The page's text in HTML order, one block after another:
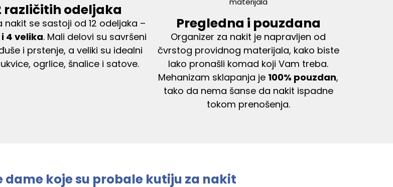
različitih odeljaka
nakit se sastoji od 12 odeljaka –
4 velika. Mali delovi su savršeni
i prstenje, a veliki su idealni
ogrlice, šnalice i satove.
Pregledna i pouzdana
Organizer za nakit je napravljen od
čvrstog providnog materijala, kako biste
lako pronašli komad koji Vam treba.
Mehanizam sklapanja je 100% pouzdan,
tako da nema šanse da nakit ispadne
tokom prenošenja.
dame koje su probale kutiju za nakit